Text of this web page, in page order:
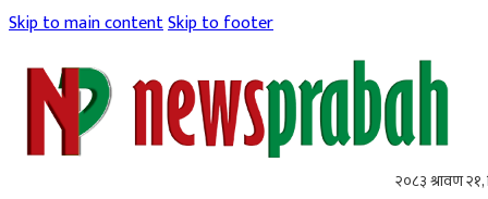
Skip to main contentSkip to footer
२०८३ श्रावण २१,